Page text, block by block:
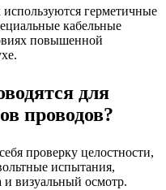
герметичные
кабельные
повышенной
для
проводов?
проверку целостности,
испытания,
визуальный осмотр.